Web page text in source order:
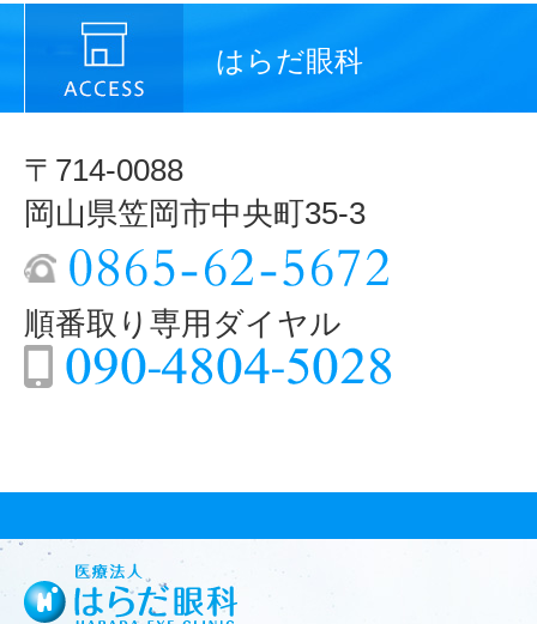
はらだ眼科
〒714-0088
岡山県笠岡市中央町35-3
順番取り専用ダイヤル